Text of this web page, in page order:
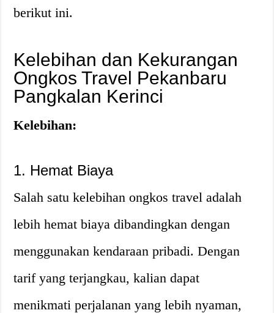
berikut ini.
Kelebihan dan Kekurangan
Ongkos Travel Pekanbaru
Pangkalan Kerinci
Kelebihan:
1. Hemat Biaya
Salah satu kelebihan ongkos travel adalah
lebih hemat biaya dibandingkan dengan
menggunakan kendaraan pribadi. Dengan
tarif yang terjangkau, kalian dapat
menikmati perjalanan yang lebih nyaman,